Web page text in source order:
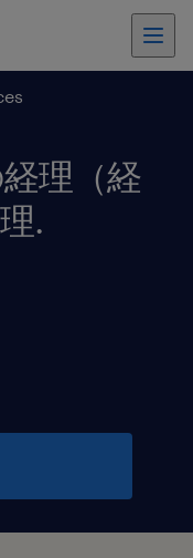
理（経
.